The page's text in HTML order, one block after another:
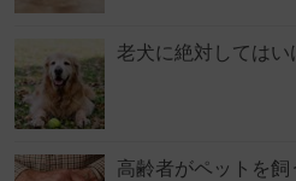
老犬に絶対しては
高齢者がペットを飼